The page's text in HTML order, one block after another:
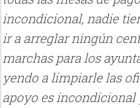
incondicional, nadie
ir a arreglar ningún
marchas para los
yendo a limpiarle las
apoyo es incondicional